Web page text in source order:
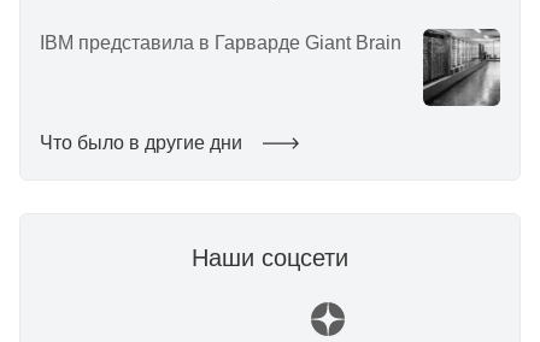
IBM представила в Гарварде Giant Brain
Что было в другие дни
Наши соцсети